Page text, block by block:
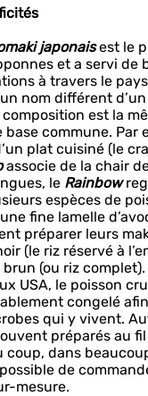
japonaisest le
et a servi de
à travers le
nom différent
est la
commune. Par
plat cuisiné (le
associe de la chair
le Rainbow
espèces de
fine lamelle
préparer leurs
(le riz réservé à
(ou riz
USA, le poisson
congelé
qui y vivent.
préparés au
coup, dans
de
mesure.